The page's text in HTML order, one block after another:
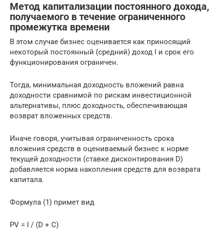
Метод капитализации постоянного дохода,
получаемого в течение ограниченного
промежутка времени
В этом случае бизнес оценивается как приносящий
некоторый постоянный (средний) доход I и срок его
функционирования ограничен.
Тогда, минимальная доходность вложений равна
доходности сравнимой по рискам инвестиционной
альтернативы, плюс доходность, обеспечивающая
возврат вложенных средств.
Иначе говоря, учитывая ограниченность срока
вложения средств в оцениваемый бизнес к норме
текущей доходности (ставке дисконтирования D)
добавляется норма накопления средств для возврата
капитала.
Формула (1) примет вид
PV = I / (D + C)